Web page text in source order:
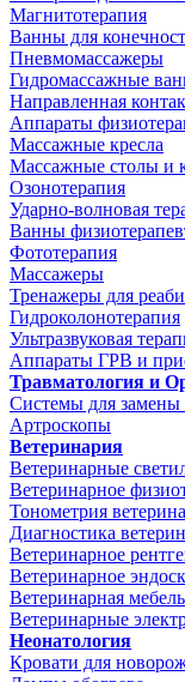
Магнитотерапия
Ванны для
Пневмомассажеры
Гидромассажные
Направленная
Аппараты
Массажные кресла
Массажные столы и
Озонотерапия
Ударно-волновая
Ванны
Фототерапия
Массажеры
Тренажеры для
Гидроколонотерапия
Ультразвуковая
Аппараты ГРВ и
Травматология и
Системы для замены
Артроскопы
Ветеринария
Ветеринарные
Ветеринарное
Тонометрия
Диагностика
Ветеринарное
Ветеринарное
Ветеринарная мебель
Ветеринарные
Неонатология
Кровати для